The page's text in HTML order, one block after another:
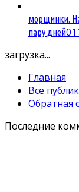
морщинки.
пару дней0
загрузка...
Главная
Все
Обратная
Последние